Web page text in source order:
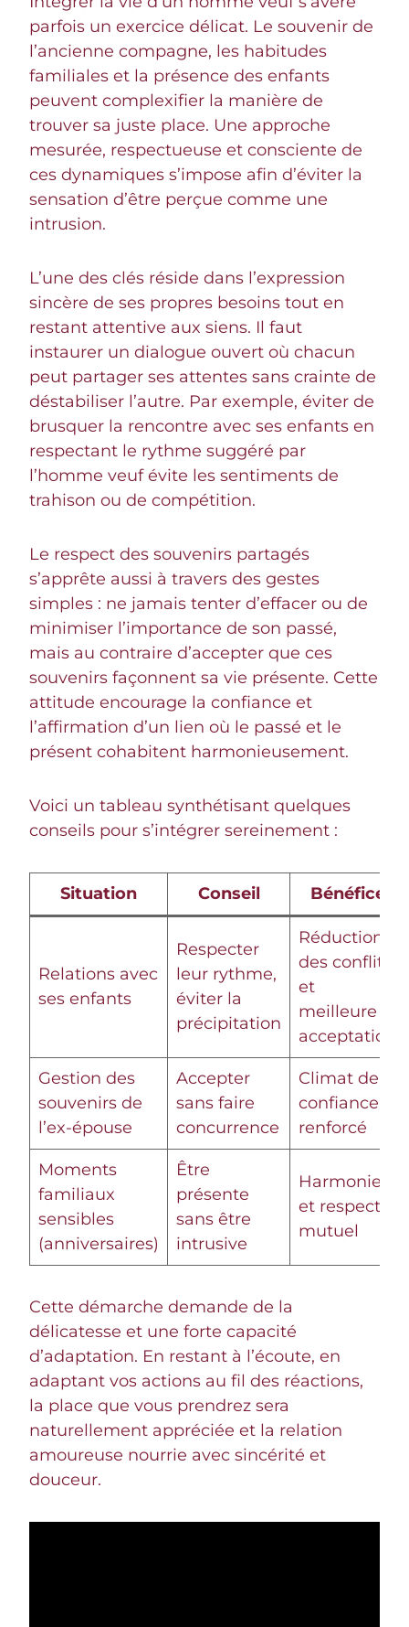
parfois un exercice délicat. Le souvenir de
l’ancienne compagne, les habitudes
familiales et la présence des enfants
peuvent complexifier la manière de
trouver sa juste place. Une approche
mesurée, respectueuse et consciente de
ces dynamiques s’impose afin d’éviter la
sensation d’être perçue comme une
intrusion.
L’une des clés réside dans l’expression
sincère de ses propres besoins tout en
restant attentive aux siens. Il faut
instaurer un dialogue ouvert où chacun
peut partager ses attentes sans crainte de
déstabiliser l’autre. Par exemple, éviter de
brusquer la rencontre avec ses enfants en
respectant le rythme suggéré par
l’homme veuf évite les sentiments de
trahison ou de compétition.
Le respect des souvenirs partagés
s’apprête aussi à travers des gestes
simples : ne jamais tenter d’effacer ou de
minimiser l’importance de son passé,
mais au contraire d’accepter que ces
souvenirs façonnent sa vie présente. Cette
attitude encourage la confiance et
l’affirmation d’un lien où le passé et le
présent cohabitent harmonieusement.
Voici un tableau synthétisant quelques
conseils pour s’intégrer sereinement :
Situation Conseil Bénéfice
Relations avec
ses enfants
Respecter
leur rythme,
éviter la
précipitation
Réduction
des conflits
et
meilleure
acceptation
Gestion des
souvenirs de
l’ex-épouse
Accepter
sans faire
concurrence
Climat de
confiance
renforcé
Moments
familiaux
sensibles
(anniversaires)
Être
présente
sans être
intrusive
Harmonie
et respect
mutuel
Cette démarche demande de la
délicatesse et une forte capacité
d’adaptation. En restant à l’écoute, en
adaptant vos actions au fil des réactions,
la place que vous prendrez sera
naturellement appréciée et la relation
amoureuse nourrie avec sincérité et
douceur.